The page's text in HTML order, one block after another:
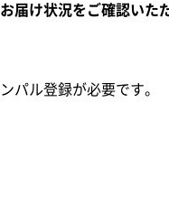
届け状況をご確認いた
パル登録が必要です。